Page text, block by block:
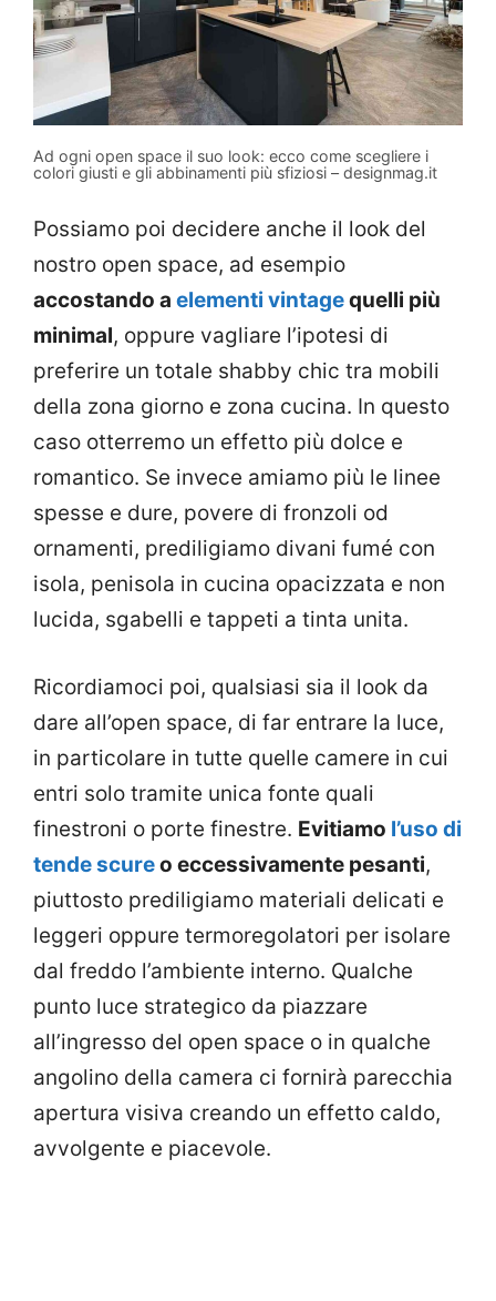
Ad ogni open space il suo look: ecco come scegliere i
colori giusti e gli abbinamenti più sfiziosi – designmag.it
Possiamo poi decidere anche il look del
nostro open space, ad esempio
accostando a elementi vintagequelli più
minimal, oppure vagliare l’ipotesi di
preferire un totale shabby chic tra mobili
della zona giorno e zona cucina. In questo
caso otterremo un effetto più dolce e
romantico. Se invece amiamo più le linee
spesse e dure, povere di fronzoli od
ornamenti, prediligiamo divani fumé con
isola, penisola in cucina opacizzata e non
lucida, sgabelli e tappeti a tinta unita.
Ricordiamoci poi, qualsiasi sia il look da
dare all’open space, di far entrare la luce,
in particolare in tutte quelle camere in cui
entri solo tramite unica fonte quali
finestroni o porte finestre. Evitiamo l’uso di
tende scureo eccessivamente pesanti,
piuttosto prediligiamo materiali delicati e
leggeri oppure termoregolatori per isolare
dal freddo l’ambiente interno. Qualche
punto luce strategico da piazzare
all’ingresso del open space o in qualche
angolino della camera ci fornirà parecchia
apertura visiva creando un effetto caldo,
avvolgente e piacevole.